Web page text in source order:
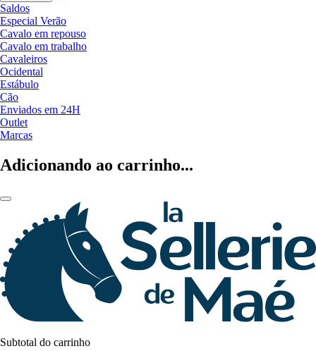
Saldos
Especial Verão
Cavalo em repouso
Cavalo em trabalho
Cavaleiros
Ocidental
Estábulo
Cão
Enviados em 24H
Outlet
Marcas
Adicionando ao carrinho...
Subtotal do carrinho